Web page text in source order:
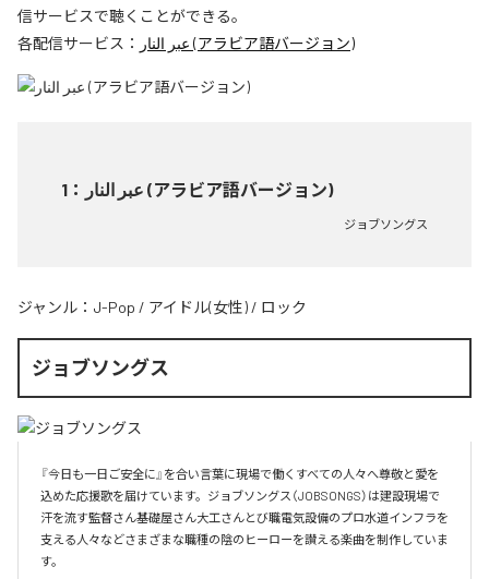
信サービスで聴くことができる。
各配信サービス：
عبر النار (アラビア語バージョン)
1 ： عبر النار (アラビア語バージョン)
ジョブソングス
ジャンル： J-Pop / アイドル(女性) / ロック
ジョブソングス
『今日も一日ご安全に』を合い言葉に現場で働くすべての人々へ尊敬と愛を
込めた応援歌を届けています。ジョブソングス（JOBSONGS）は建設現場で
汗を流す監督さん基礎屋さん大工さんとび職電気設備のプロ水道インフラを
支える人々などさまざまな職種の陰のヒーローを讃える楽曲を制作していま
す。